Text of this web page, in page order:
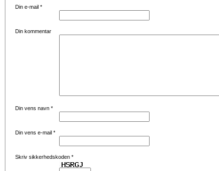
Din e-mail *
Din kommentar
Din vens navn *
Din vens e-mail *
Skriv sikkerhedskoden *